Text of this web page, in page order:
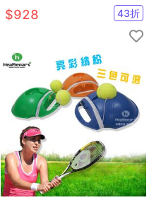
贈球袋YY, VICTOR參考 2022
新款
$928 43折